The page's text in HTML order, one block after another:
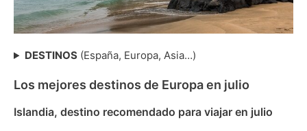
Islandia
DESTINOS(España, Europa, Asia…)
Los mejores destinos de Europa en julio
Islandia, destino recomendado para viajar en julio